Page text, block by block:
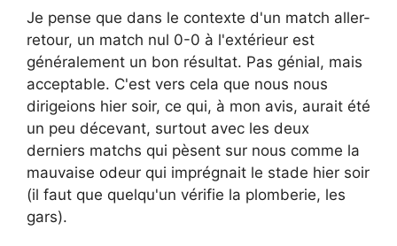
Je pense que dans le contexte d'un match aller-
retour, un match nul 0-0 à l'extérieur est
généralement un bon résultat. Pas génial, mais
acceptable. C'est vers cela que nous nous
dirigeions hier soir, ce qui, à mon avis, aurait été
un peu décevant, surtout avec les deux
derniers matchs qui pèsent sur nous comme la
mauvaise odeur qui imprégnait le stade hier soir
(il faut que quelqu'un vérifie la plomberie, les
gars).